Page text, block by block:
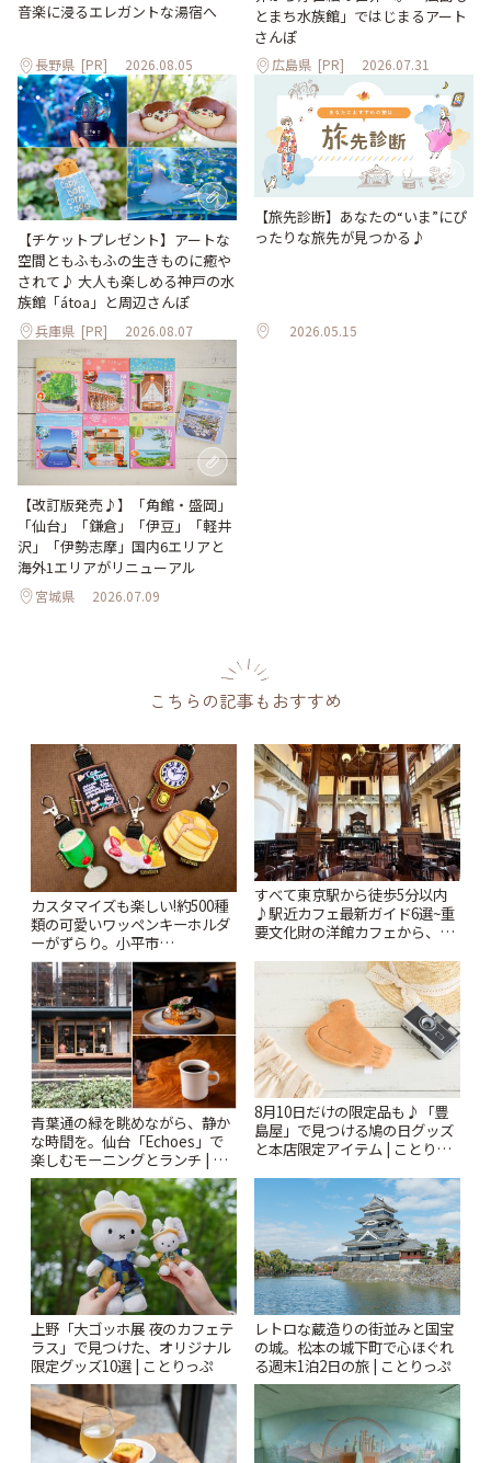
音楽に浸るエレガントな湯宿へ
長野県 [PR] 2026.08.05
とまち水族館」ではじまるアート
さんぽ
広島県 [PR] 2026.07.31
【チケットプレゼント】アートな
空間ともふもふの生きものに癒や
されて♪ 大人も楽しめる神戸の水
族館「átoa」と周辺さんぽ
兵庫県 [PR] 2026.08.07
【旅先診断】あなたの“いま”にぴ
ったりな旅先が見つかる♪
2026.05.15
【改訂版発売♪】「角館・盛岡」
「仙台」「鎌倉」「伊豆」「軽井
沢」「伊勢志摩」国内6エリアと
海外1エリアがリニューアル
宮城県 2026.07.09
こちらの記事もおすすめ
カスタマイズも楽しい!約500種
類の可愛いワッペンキーホルダ
ーがずらり。小平市
「Kimamaya T&K」 | ことりっ
ぷ
すべて東京駅から徒歩5分以内
♪駅近カフェ最新ガイド6選~重
要文化財の洋館カフェから、改
青葉通の緑を眺めながら、静か
な時間を。仙台「Echoes」で
楽しむモーニングとランチ | こ
とりっぷ
8月10日だけの限定品も♪「豊
島屋」で見つける鳩の日グッズ
と本店限定アイテム | ことりっ
上野「大ゴッホ展 夜のカフェテ
ラス」で見つけた、オリジナル
限定グッズ10選 | ことりっぷ
レトロな蔵造りの街並みと国宝
の城。松本の城下町で心ほぐれ
る週末1泊2日の旅 | ことりっぷ